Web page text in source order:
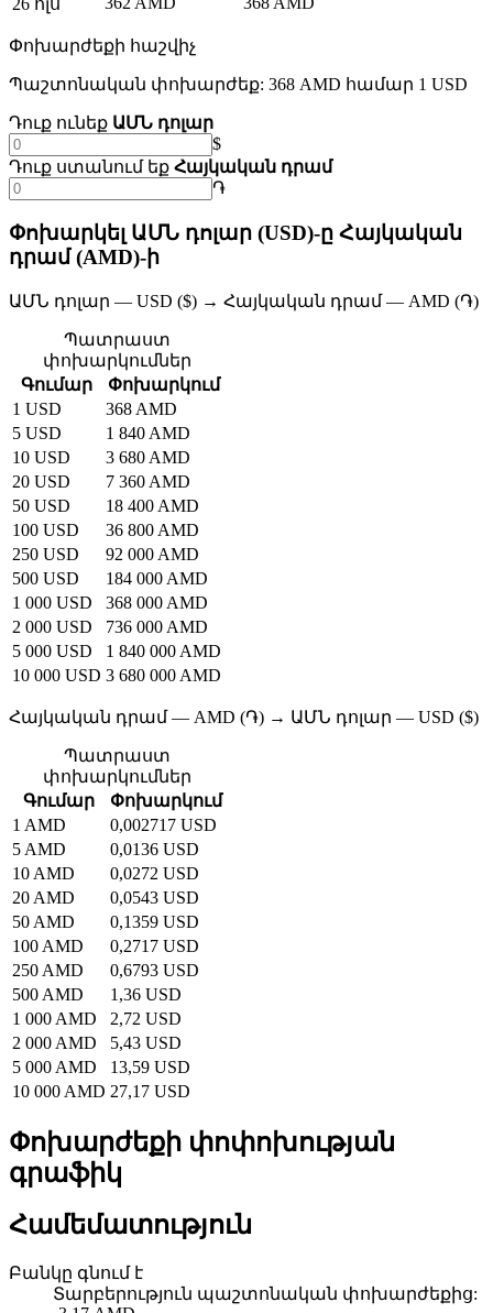
26 հլս
Փոխարժեքի հաշվիչ
Պաշտոնական փոխարժեք: 368 AMD համար 1 USD
Դուք ունեք ԱՄՆ դոլար
$
Դուք ստանում եք Հայկական դրամ
֏
Փոխարկել ԱՄՆ դոլար (USD)-ը Հայկական
դրամ (AMD)-ի
ԱՄՆ դոլար — USD ($) → Հայկական դրամ — AMD (֏)
Պատրաստ
փոխարկումներ
Գումար
Փոխարկում
1 USD
368 AMD
5 USD
1 840 AMD
10 USD
3 680 AMD
20 USD
7 360 AMD
50 USD
18 400 AMD
100 USD
36 800 AMD
250 USD
92 000 AMD
500 USD
184 000 AMD
1 000 USD
368 000 AMD
2 000 USD
736 000 AMD
5 000 USD
1 840 000 AMD
10 000 USD 3 680 000 AMD
Հայկական դրամ — AMD (֏) → ԱՄՆ դոլար — USD ($)
Պատրաստ
փոխարկումներ
Գումար
Փոխարկում
1 AMD
0,002717 USD
5 AMD
0,0136 USD
10 AMD
0,0272 USD
20 AMD
0,0543 USD
50 AMD
0,1359 USD
100 AMD
0,2717 USD
250 AMD
0,6793 USD
500 AMD
1,36 USD
1 000 AMD
2,72 USD
2 000 AMD
5,43 USD
5 000 AMD
13,59 USD
10 000 AMD 27,17 USD
Փոխարժեքի փոփոխության
գրաֆիկ
Համեմատություն
Բանկը գնում է
Տարբերություն պաշտոնական փոխարժեքից: